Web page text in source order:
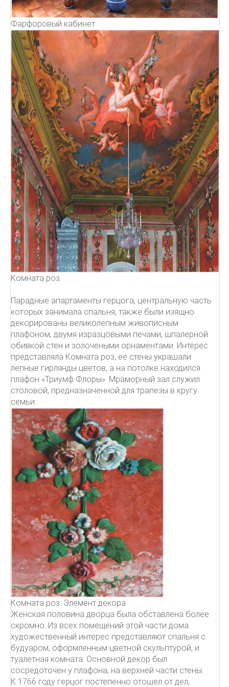
Фарфоровый кабинет
Комната роз.
.
Парадные апартаменты герцога, центральную часть
которых занимала спальня, также были изящно
декорированы великолепным живописным
плафоном, двумя изразцовыми печами, шпалерной
обивкой стен и золочеными орнаментами. Интерес
представляла Комната роз, ее стены украшали
лепные гирлянды цветов, а на потолке находился
плафон «Триумф Флоры». Мраморный зал служил
столовой, предназначенной для трапезы в кругу
семьи.
Комната роз. Элемент декора
Женская половина дворца была обставлена более
скромно. Из всех помещений этой части дома
художественный интерес представляют спальня с
будуаром, оформленным цветной скульптурой, и
туалетная комната. Основной декор был
сосредоточен у плафона, на верхней части стены.
К 1766 году герцог постепенно отошел от дел,